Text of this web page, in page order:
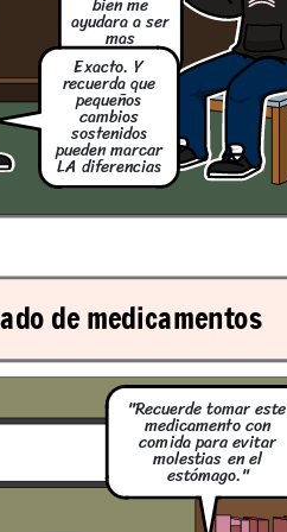
la
con
de
preocupes hoy
con
de medicamentos
ayudara a ser
mas
cociente.
Exacto. Y
recuerda que
pequeños
cambios
sostenidos
pueden marcar
LA diferencias
"Recuerde tomar este
medicamento con
comida para evitar
molestias en el
estómago."